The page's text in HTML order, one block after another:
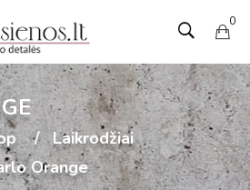
0
Laikrodžiai
Orange